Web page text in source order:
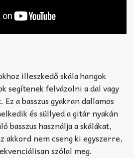
illeszkedő skála hangok
segítenek felvázolni a dal vagy
a basszus gyakran dallamos
és süllyed a gitár nyakán
basszus használja a skálákat,
akkord nem cseng ki egyszerre,
szólal meg.